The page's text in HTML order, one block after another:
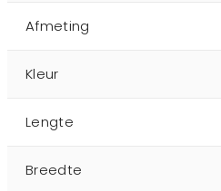
Afmeting
Kleur
Lengte
Breedte